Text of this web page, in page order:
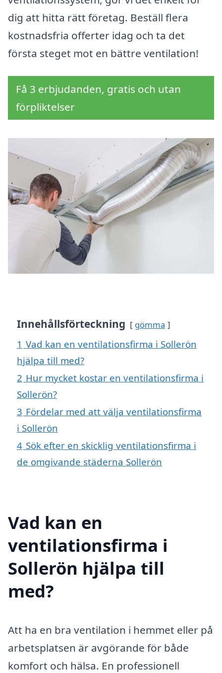
dig att hitta rätt företag. Beställ flera
kostnadsfria offerter idag och ta det
första steget mot en bättre ventilation!
Få 3 erbjudanden, gratis och utan
förpliktelser
Innehållsförteckning gömma
1 Vad kan en ventilationsfirma i Sollerön
hjälpa till med?
2 Hur mycket kostar en ventilationsfirma i
Sollerön?
3 Fördelar med att välja ventilationsfirma
i Sollerön
4 Sök efter en skicklig ventilationsfirma i
de omgivande städerna Sollerön
Vad kan en
ventilationsfirma i
Sollerön hjälpa till
med?
Att ha en bra ventilation i hemmet eller på
arbetsplatsen är avgörande för både
komfort och hälsa. En professionell